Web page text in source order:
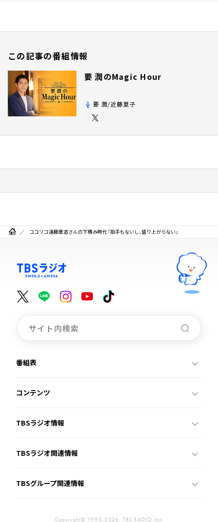
この記事の番組情報
要 潤のMagic Hour
要 潤/近藤夏子
ココリコ遠藤章造さんの下積み時代『拍手もないし、盛り上がらない』
番組表
コンテンツ
TBSラジオ情報
TBSラジオ関連情報
TBSグループ関連情報
Copyright© 1995-2026, TBS RADIO,Inc.